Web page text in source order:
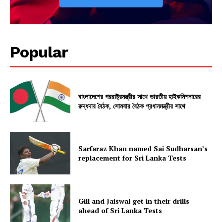
Popular
বাংলাদেশের পররাষ্ট্রমন্ত্রীর সাথে ভারতীয় হাইকমিশনারের
রুদ্ধদার বৈঠক, সোমবার বৈঠক প্রধানমন্ত্রীর সাথে
Sarfaraz Khan named Sai Sudharsan’s
replacement for Sri Lanka Tests
Gill and Jaiswal get in their drills
ahead of Sri Lanka Tests